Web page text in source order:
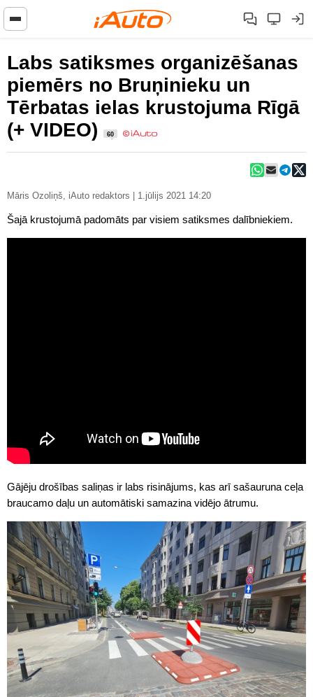
Labs satiksmes organizēšanas
piemērs no Bruņinieku un
Tērbatas ielas krustojuma Rīgā
(+ VIDEO)
60
Māris Ozoliņš, iAuto redaktors | 1.jūlijs 2021 14:20
Šajā krustojumā padomāts par visiem satiksmes dalībniekiem.
Gājēju drošības saliņas ir labs risinājums, kas arī sašauruna ceļa
braucamo daļu un automātiski samazina vidējo ātrumu.